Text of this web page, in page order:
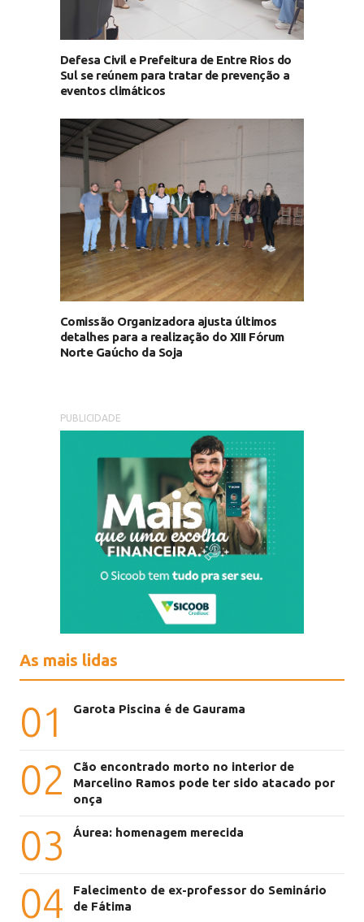
Defesa Civil e Prefeitura de Entre Rios do
Sul se reúnem para tratar de prevenção a
eventos climáticos
Comissão Organizadora ajusta últimos
detalhes para a realização do XIII Fórum
Norte Gaúcho da Soja
PUBLICIDADE
As mais lidas
01 Garota Piscina é de Gaurama
02
Cão encontrado morto no interior de
Marcelino Ramos pode ter sido atacado por
onça
03 Áurea: homenagem merecida
04
Falecimento de ex-professor do Seminário
de Fátima